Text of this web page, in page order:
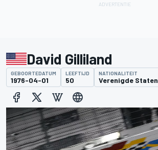
David Gilliland
GEBOORTEDATUM
1976-04-01
LEEFTIJD
50
NATIONALITEIT
Verenigde Staten